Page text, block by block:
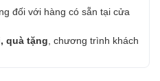
đối với hàng có sẵn tại cửa
quà tặng , chương trình khách